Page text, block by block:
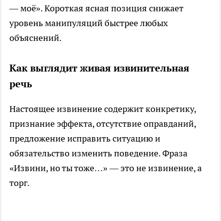
— моё». Короткая ясная позиция снижает
уровень манипуляций быстрее любых
объяснений.
Как выглядит живая извинительная
речь
Настоящее извинение содержит конкретику,
признание эффекта, отсутствие оправданий,
предложение исправить ситуацию и
обязательство изменить поведение. Фраза
«Извини, но ты тоже…» — это не извинение, а
торг.